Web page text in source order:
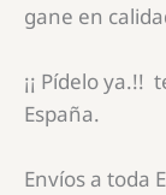
gane en
¡¡ Pídelo ya.!!
España.
Envíos a toda